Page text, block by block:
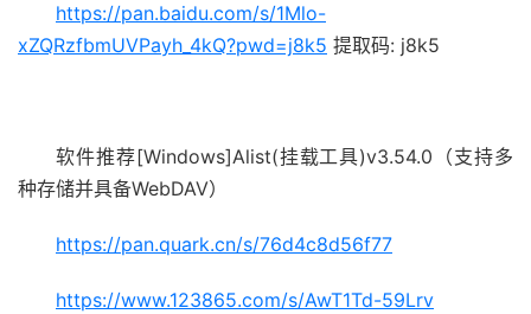
https://pan.baidu.com/s/1Mlo-
xZQRzfbmUVPayh_4kQ?pwd=j8k5 提取码: j8k5
软件推荐[Windows]Alist(挂载工具)v3.54.0（支持多
种存储并具备WebDAV）
https://pan.quark.cn/s/76d4c8d56f77
https://www.123865.com/s/AwT1Td-59Lrv